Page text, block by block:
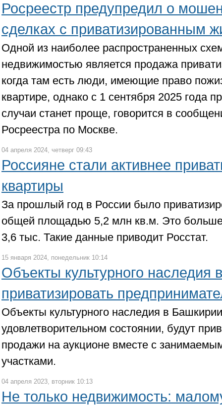
Росреестр предупредил о
сделках с приватизированным
Одной из наиболее распространенных
недвижимостью является продажа
когда там есть люди, имеющие право
квартире, однако с 1 сентября 2025 года
случаи станет проще, говорится в
Росреестра по Москве.
04 апреля 2024, четверг 09:43
Россияне стали активнее
квартиры
За прошлый год в России было
общей площадью 5,2 млн кв.м. Это
3,6 тыс. Такие данные приводит Росстат.
15 января 2024, понедельник 10:14
Объекты культурного наследия
приватизировать
Объекты культурного наследия в
удовлетворительном состоянии, будут
продажи на аукционе вместе с
участками.
04 апреля 2023, вторник 10:13
Не только недвижимость: